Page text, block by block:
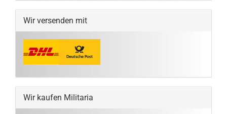
Wir versenden mit
Wir kaufen Militaria